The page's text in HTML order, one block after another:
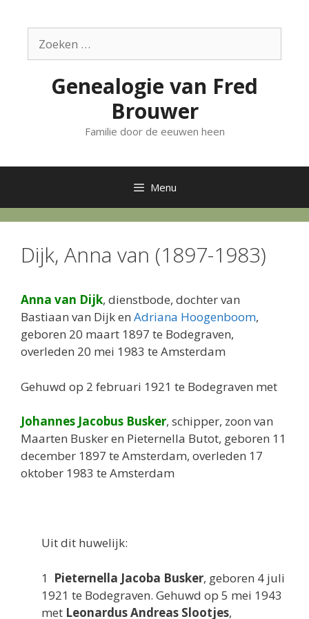
inhoudnaar:
Genealogie van Fred
Brouwer
Familie door de eeuwen heen
Menu
Dijk, Anna van (1897-1983)
Anna van Dijk, dienstbode, dochter van
Bastiaan van Dijk en Adriana Hoogenboom,
geboren 20 maart 1897 te Bodegraven,
overleden 20 mei 1983 te Amsterdam
Gehuwd op 2 februari 1921 te Bodegraven met
Johannes Jacobus Busker, schipper, zoon van
Maarten Busker en Pieternella Butot, geboren 11
december 1897 te Amsterdam, overleden 17
oktober 1983 te Amsterdam
Uit dit huwelijk:
1 Pieternella Jacoba Busker, geboren 4 juli
1921 te Bodegraven. Gehuwd op 5 mei 1943
met Leonardus Andreas Slootjes,